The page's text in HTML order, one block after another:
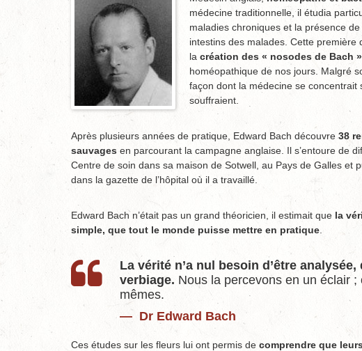
médecine traditionnelle, il étudia
maladies chroniques et la présence
intestins des malades. Cette
la création des « nosodes de Bach »
homéopathique de nos jours. Malgré
façon dont la médecine se
souffraient.
Après plusieurs années de pratique, Edward Bach découvre38
sauvages en parcourant la campagne anglaise. Il s’entoure de
Centre de soin dans sa maison de Sotwell, au Pays de Galles et
dans la gazette de l’hôpital où il a travaillé.
Edward Bach n’était pas un grand théoricien, il estimait que la
simple, que tout le monde puisse mettre en pratique
La vérité n’a nul besoin d’être
verbiage. Nous la percevons en un éclair ;
mêmes.
Dr Edward Bach
Ces études sur les fleurs lui ont permis de comprendre que